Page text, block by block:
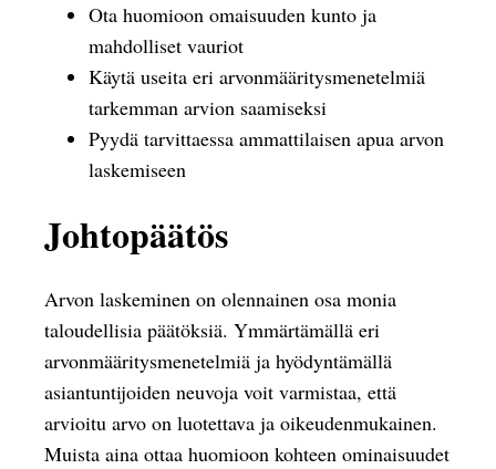
Ota huomioon omaisuuden kunto ja
mahdolliset vauriot
Käytä useita eri arvonmääritysmenetelmiä
tarkemman arvion saamiseksi
Pyydä tarvittaessa ammattilaisen apua arvon
laskemiseen
Johtopäätös
Arvon laskeminen on olennainen osa monia
taloudellisia päätöksiä. Ymmärtämällä eri
arvonmääritysmenetelmiä ja hyödyntämällä
asiantuntijoiden neuvoja voit varmistaa, että
arvioitu arvo on luotettava ja oikeudenmukainen.
Muista aina ottaa huomioon kohteen ominaisuudet